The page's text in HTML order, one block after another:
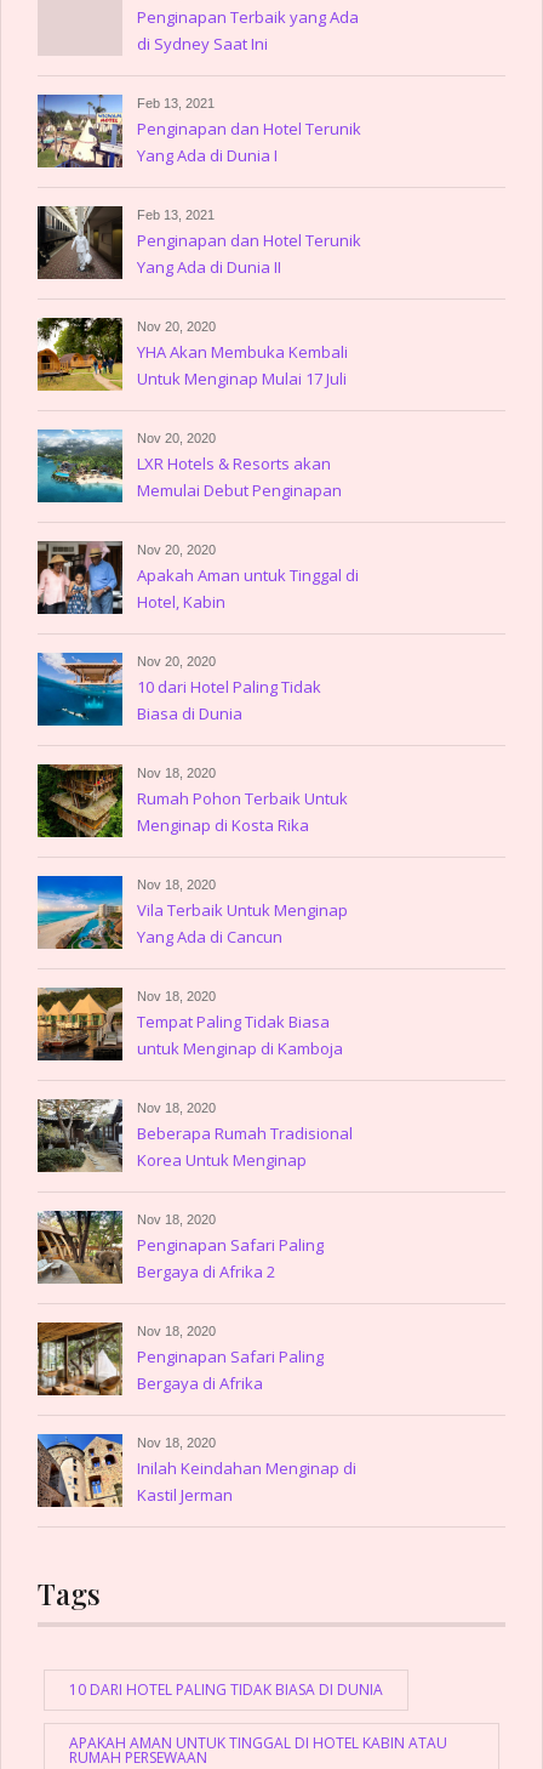
Penginapan Terbaik yang Ada
di Sydney Saat Ini
Feb 13, 2021
Penginapan dan Hotel Terunik
Yang Ada di Dunia I
Feb 13, 2021
Penginapan dan Hotel Terunik
Yang Ada di Dunia II
Nov 20, 2020
YHA Akan Membuka Kembali
Untuk Menginap Mulai 17 Juli
Nov 20, 2020
LXR Hotels & Resorts akan
Memulai Debut Penginapan
Nov 20, 2020
Apakah Aman untuk Tinggal di
Hotel, Kabin
Nov 20, 2020
10 dari Hotel Paling Tidak
Biasa di Dunia
Nov 18, 2020
Rumah Pohon Terbaik Untuk
Menginap di Kosta Rika
Nov 18, 2020
Vila Terbaik Untuk Menginap
Yang Ada di Cancun
Nov 18, 2020
Tempat Paling Tidak Biasa
untuk Menginap di Kamboja
Nov 18, 2020
Beberapa Rumah Tradisional
Korea Untuk Menginap
Nov 18, 2020
Penginapan Safari Paling
Bergaya di Afrika 2
Nov 18, 2020
Penginapan Safari Paling
Bergaya di Afrika
Nov 18, 2020
Inilah Keindahan Menginap di
Kastil Jerman
Tags
10 DARI HOTEL PALING TIDAK BIASA DI DUNIA
APAKAH AMAN UNTUK TINGGAL DI HOTEL KABIN ATAU
RUMAH PERSEWAAN